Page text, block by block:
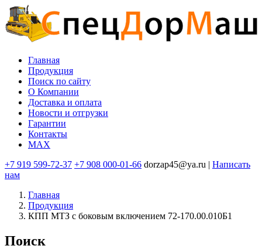
Перейти
к
основному
содержанию
Основная
навигация
Главная
Продукция
Поиск по сайту
O Компании
Доставка и оплата
Новости и отгрузки
Гарантии
Контакты
MAX
+7 919 599-72-37 +7 908 000-01-66 dorzap45@ya.ru | Написать
нам
Главная
Продукция
КПП МТЗ с боковым включением 72-170.00.010Б1
Поиск